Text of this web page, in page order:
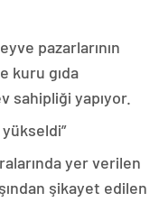
pazarlarının
kuru gıda
sahipliği yapıyor.
yükseldi”
yer verilen
şikayet edilen